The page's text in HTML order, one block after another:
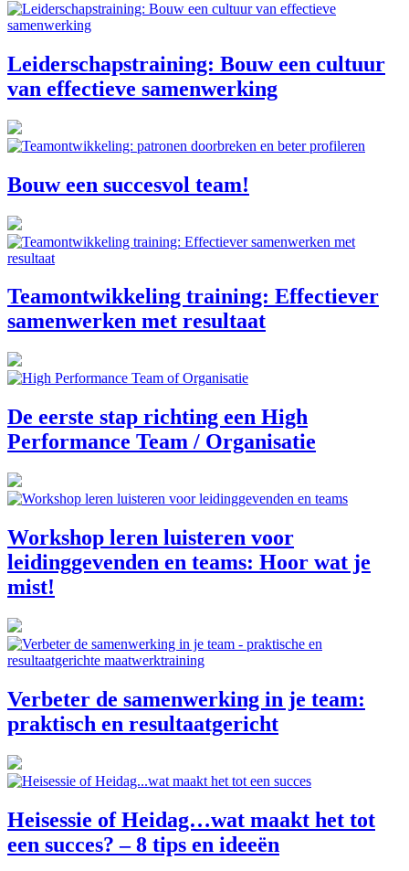
Leiderschapstraining: Bouw een cultuur
van effectieve samenwerking
Bouw een succesvol team!
Teamontwikkeling training: Effectiever
samenwerken met resultaat
De eerste stap richting een High
Performance Team / Organisatie
Workshop leren luisteren voor
leidinggevenden en teams: Hoor wat je
mist!
Verbeter de samenwerking in je team:
praktisch en resultaatgericht
Heisessie of Heidag…wat maakt het tot
een succes? – 8 tips en ideeën